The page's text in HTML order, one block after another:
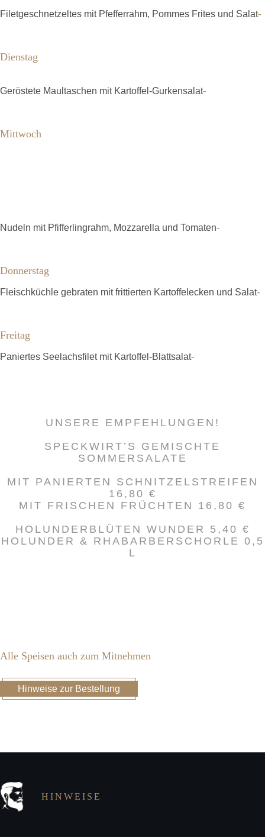
Filetgeschnetzeltes mit Pfefferrahm, Pommes Frites und Salat-
Dienstag
Geröstete Maultaschen mit Kartoffel-Gurkensalat-
Mittwoch
Nudeln mit Pfifferlingrahm, Mozzarella und Tomaten-
Donnerstag
Fleischküchle gebraten mit frittierten Kartoffelecken und Salat-
Freitag
Paniertes Seelachsfilet mit Kartoffel-Blattsalat-
UNSERE EMPFEHLUNGEN!
SPECKWIRT’S GEMISCHTE
SOMMERSALATE
MIT PANIERTEN SCHNITZELSTREIFEN
16,80 €
MIT FRISCHEN FRÜCHTEN 16,80 €
HOLUNDERBLÜTEN WUNDER 5,40 €
HOLUNDER & RHABARBERSCHORLE 0,5
L
Alle Speisen auch zum Mitnehmen
Hinweise zur Bestellung
HINWEISE